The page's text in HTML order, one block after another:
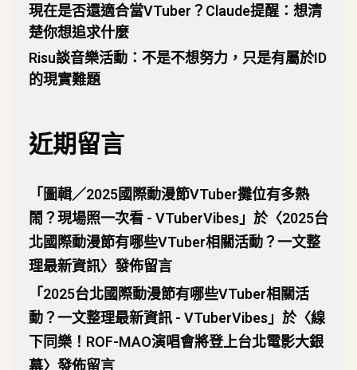
現在是否還適合當VTuber？Claude提醒：想清
楚你想追求什麼
Risu談音樂活動：不是不想努力，只是有屬於ID
的現實難題
近期留言
「圖輯／2025國際動漫節VTuber攤位有多熱
鬧？現場照一次看 - VTuberVibes」於〈2025台
北國際動漫節有哪些VTuber相關活動？一文整
理最新資訊〉發佈留言
「2025台北國際動漫節有哪些VTuber相關活
動？一文整理最新資訊 - VTuberVibes」於〈線
下同樂！ROF-MAO演唱會將登上台北電影大銀